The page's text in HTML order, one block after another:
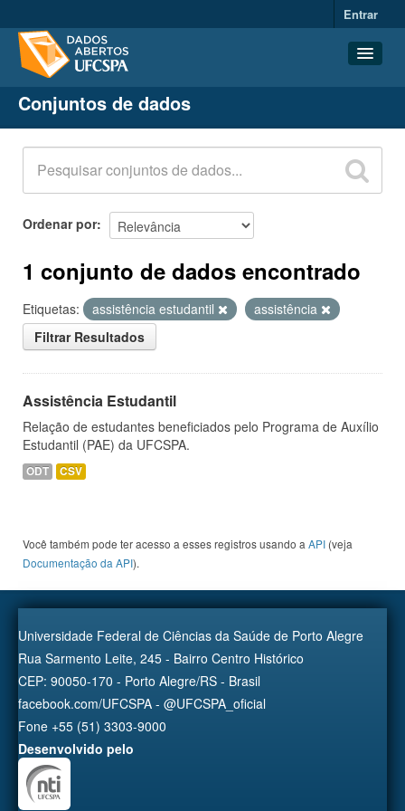
Entrar
Conjuntos de dados
Organizações
Grupos
Sobre
Conjuntos de dados
Ordenar por
1 conjunto de dados encontrado
Etiquetas: assistência estudantil
assistência
Filtrar Resultados
Assistência Estudantil
Relação de estudantes beneficiados pelo Programa de Auxílio
Estudantil (PAE) da UFCSPA.
ODT CSV
Você também pode ter acesso a esses registros usando a API (veja
Documentação da API).
Universidade Federal de Ciências da Saúde de Porto Alegre
Rua Sarmento Leite, 245 - Bairro Centro Histórico
CEP: 90050-170 - Porto Alegre/RS - Brasil
facebook.com/UFCSPA - @UFCSPA_oficial
Fone +55 (51) 3303-9000
Desenvolvido pelo